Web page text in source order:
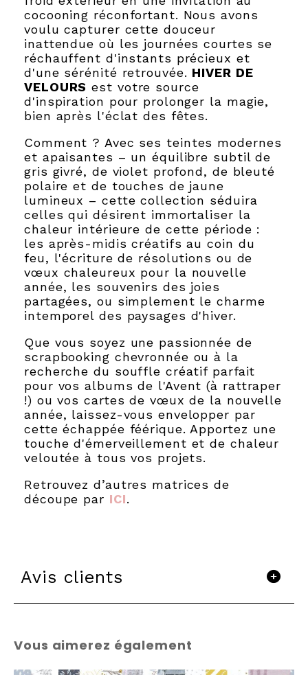
cocooning réconfortant. Nous avons
voulu capturer cette douceur
inattendue où les journées courtes se
réchauffent d'instants précieux et
d'une sérénité retrouvée. HIVER DE
VELOURS est votre source
d'inspiration pour prolonger la magie,
bien après l'éclat des fêtes.
Comment ? Avec ses teintes modernes
et apaisantes – un équilibre subtil de
gris givré, de violet profond, de bleuté
polaire et de touches de jaune
lumineux – cette collection séduira
celles qui désirent immortaliser la
chaleur intérieure de cette période :
les après-midis créatifs au coin du
feu, l'écriture de résolutions ou de
vœux chaleureux pour la nouvelle
année, les souvenirs des joies
partagées, ou simplement le charme
intemporel des paysages d'hiver.
Que vous soyez une passionnée de
scrapbooking chevronnée ou à la
recherche du souffle créatif parfait
pour vos albums de l'Avent (à rattraper
!) ou vos cartes de vœux de la nouvelle
année, laissez-vous envelopper par
cette échappée féérique. Apportez une
touche d'émerveillement et de chaleur
veloutée à tous vos projets.
Retrouvez d’autres matrices de
découpe par ICI.
Avis clients
Vous aimerez également